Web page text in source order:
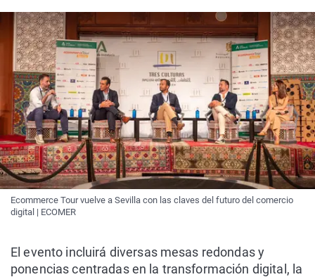
Ecommerce Tour vuelve a Sevilla con las claves del futuro del comercio
digital | ECOMER
El evento incluirá diversas mesas redondas y
ponencias centradas en la transformación digital, la